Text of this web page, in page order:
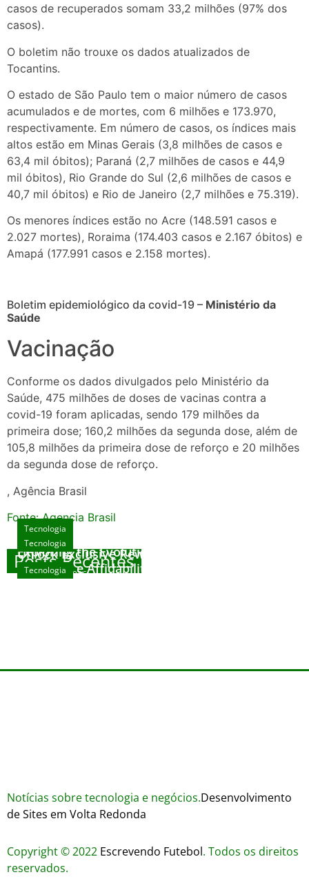
casos de recuperados somam 33,2 milhões (97% dos
casos).
O boletim não trouxe os dados atualizados de
Tocantins.
O estado de São Paulo tem o maior número de casos
acumulados e de mortes, com 6 milhões e 173.970,
respectivamente. Em número de casos, os índices mais
altos estão em Minas Gerais (3,8 milhões de casos e
63,4 mil óbitos); Paraná (2,7 milhões de casos e 44,9
mil óbitos), Rio Grande do Sul (2,6 milhões de casos e
40,7 mil óbitos) e Rio de Janeiro (2,7 milhões e 75.319).
Os menores índices estão no Acre (148.591 casos e
2.027 mortes), Roraima (174.403 casos e 2.167 óbitos) e
Amapá (177.991 casos e 2.158 mortes).
Boletim epidemiológico da covid-19 – Ministério da
Saúde
Vacinação
Conforme os dados divulgados pelo Ministério da
Saúde, 475 milhões de doses de vacinas contra a
covid-19 foram aplicadas, sendo 179 milhões da
primeira dose; 160,2 milhões da segunda dose, além de
105,8 milhões da primeira dose de reforço e 20 milhões
da segunda dose de reforço.
, Agência Brasil
Fonte: Agencia Brasil
Posts Recentes
Tecnologia
Exploring the Evolution of Online Slot Games
agosto 7, 2026
Tecnologia
Unlock Exclusive Rewards at The Big Dog
House
Tecnologia
Sicurezza e Affidabilità di Mr Nulls Wicked
Wares
Tecnologia
Notícias sobre tecnologia e negócios.Desenvolvimento
de Sites em Volta Redonda
Copyright © 2022 Escrevendo Futebol. Todos os direitos
reservados.